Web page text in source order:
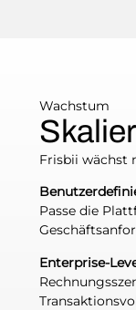
Wachstum
Frisbii wächst
Passe die
Enterprise-